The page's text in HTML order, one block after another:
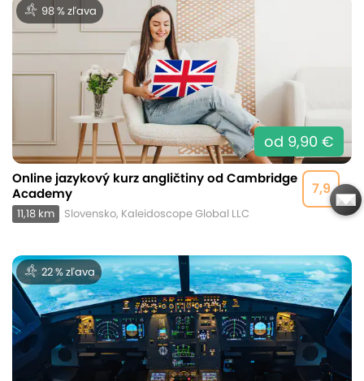
98 % zľava
od 9,90 €
7,9
Online jazykový kurz angličtiny od Cambridge
Academy
11,18 km Slovensko, Kaleidoscope Global LLC
22 % zľava